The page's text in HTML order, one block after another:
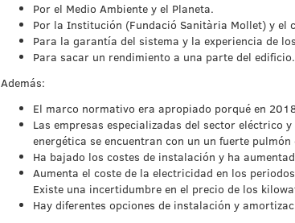
Por el Medio Ambiente y el Planeta.
Por la Institución (Fundació Sanitària Mollet) y el
Para la garantía del sistema y la experiencia de
Para sacar un rendimiento a una parte del edificio.
Además:
El marco normativo era apropiado porqué en
Las empresas especializadas del sector eléctrico
energética se encuentran con un un fuerte pulmón
Ha bajado los costes de instalación y ha
Aumenta el coste de la electricidad en los
Existe una incertidumbre en el precio de los
Hay diferentes opciones de instalación y